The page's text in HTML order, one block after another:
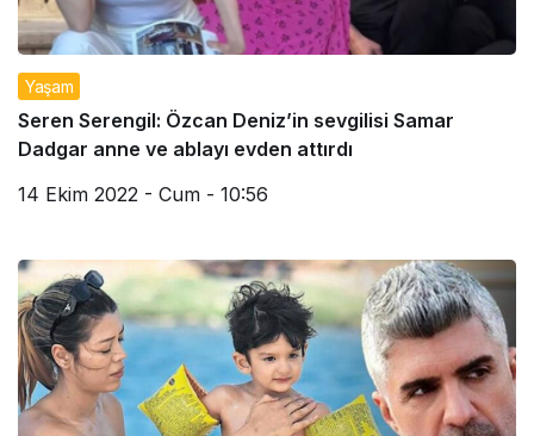
Yaşam
Seren Serengil: Özcan Deniz’in sevgilisi Samar
Dadgar anne ve ablayı evden attırdı
14 Ekim 2022 - Cum - 10:56